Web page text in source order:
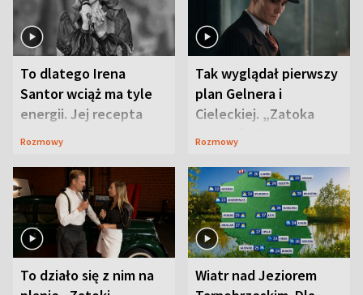
To dlatego Irena
Santor wciąż ma tyle
energii. Jej recepta
jest zaskakująco
Rozmowy
Tak wyglądał pierwszy
plan Gelnera i
Cieleckiej. „Zatoka
szpiegów” od razu ich
Rozmowy
To działo się z nim na
Wiatr nad Jeziorem